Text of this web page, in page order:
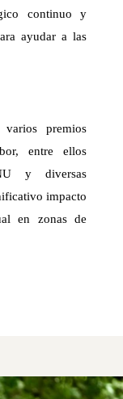
continuo y
ayudar a las
premios
entre ellos
y diversas
impacto
en zonas de